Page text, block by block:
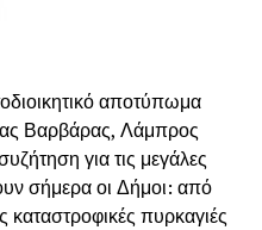
αποτύπωμα
Βαρβάρας, Λάμπρος
για τις μεγάλες
σήμερα οι Δήμοι: από
καταστροφικές πυρκαγιές